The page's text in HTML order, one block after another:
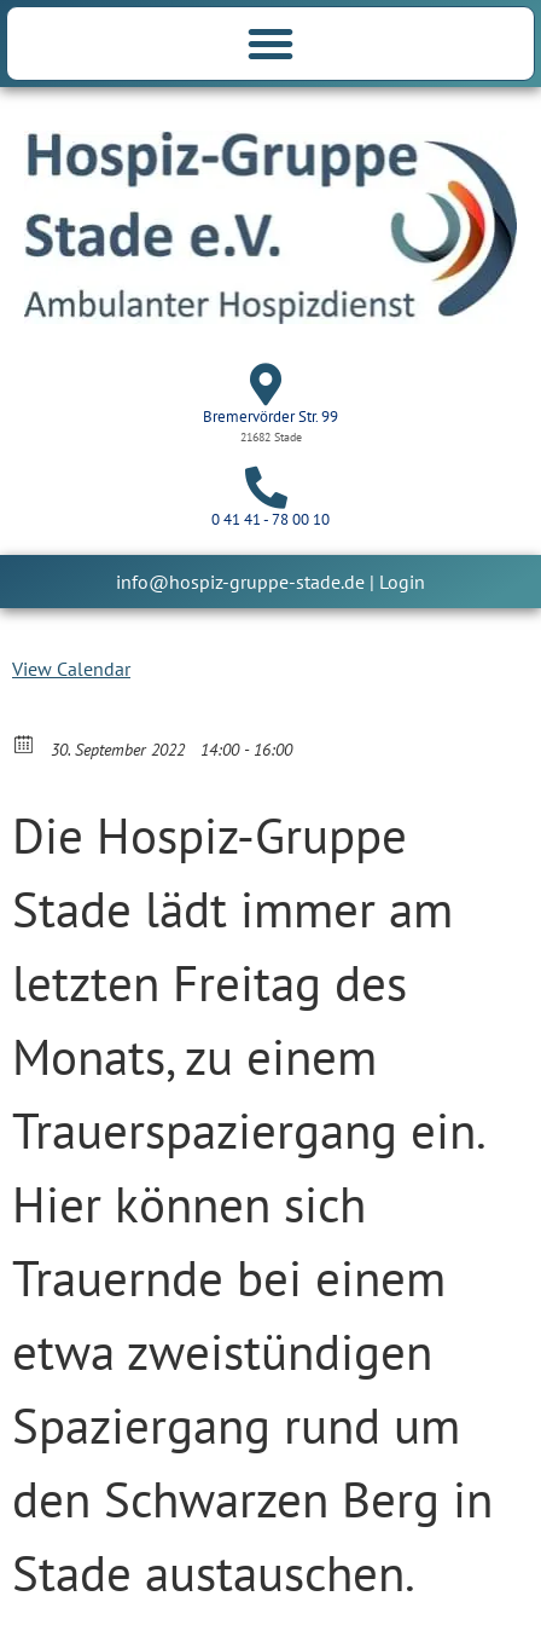
Bremervörder Str. 99
21682 Stade
0 41 41 - 78 00 10
info@hospiz-gruppe-stade.de | Login
View Calendar
30. September 2022 14:00 - 16:00
Die Hospiz-Gruppe
Stade lädt immer am
letzten Freitag des
Monats, zu einem
Trauerspaziergang ein.
Hier können sich
Trauernde bei einem
etwa zweistündigen
Spaziergang rund um
den Schwarzen Berg in
Stade austauschen.